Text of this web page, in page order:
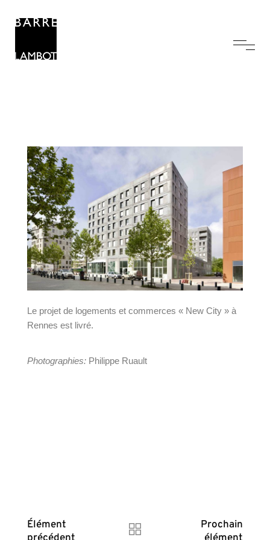
Le projet de logements et commerces « New City » à
Rennes est livré.
Photographies: Philippe Ruault
Élément
Prochain